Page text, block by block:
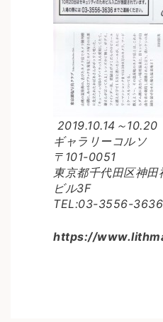
2019.10.14～10.20
ギャラリーコルソ
〒101-0051
東京都千代田区神
ビル3F
TEL:03-3556-3636
https://